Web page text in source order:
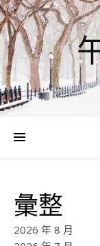
彙整
2026 年 8 月